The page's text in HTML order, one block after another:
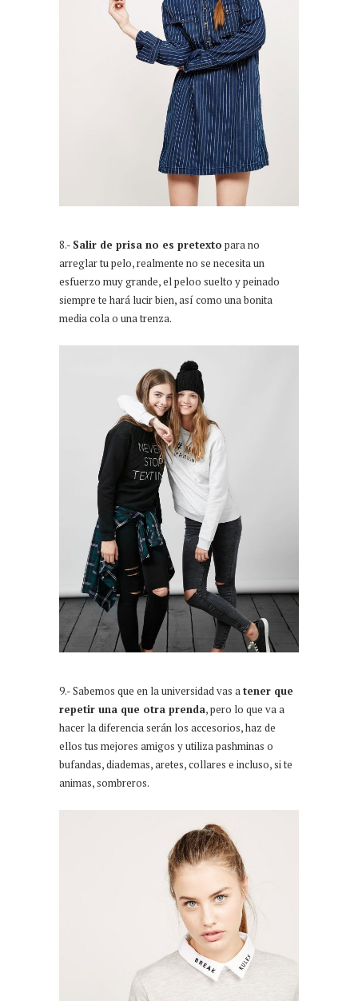
8.- Salir de prisa no es pretexto para no
arreglar tu pelo, realmente no se necesita un
esfuerzo muy grande, el peloo suelto y peinado
siempre te hará lucir bien, así como una bonita
media cola o una trenza.
9.- Sabemos que en la universidad vas atener que
repetir una que otra prenda, pero lo que va a
hacer la diferencia serán los accesorios, haz de
ellos tus mejores amigos y utiliza pashminas o
bufandas, diademas, aretes, collares e incluso, si te
animas, sombreros.